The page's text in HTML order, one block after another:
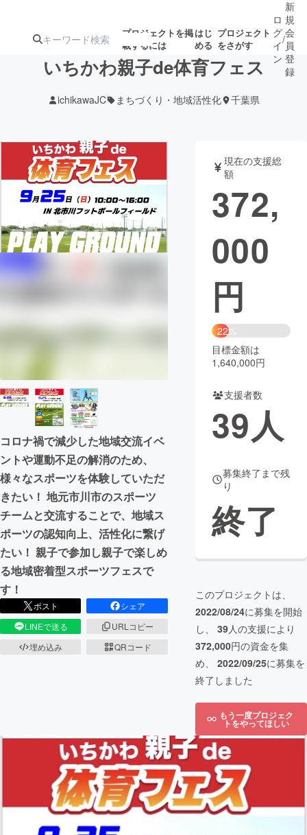
プロジェクトを掲
載するには
はじ
める
プロジェクト
をさがす
アート・写真
テクノロジー・ガジェット ゲーム・サ
映像・映画 書籍・雑誌
CAMPFIREふるさと納税
コミュニティ
ロ
グ
イ
ン
/
新
規
会
員
登
録
いちかわ親子de体育フェス
ichikawaJC まちづくり・地域活性化 千葉県
コロナ禍で減少した地域交流イベ
ントや運動不足の解消のため、
様々なスポーツを体験していただ
きたい！ 地元市川市のスポーツ
チームと交流することで、地域ス
ポーツの認知向上、活性化に繋げ
たい！ 親子で参加し親子で楽しめ
る地域密着型スポーツフェスで
す！
ポスト
シェア
LINEで送る
URLコピー
埋め込み
QRコード
現在の支援総
額
372,
000
円
22%
目標金額は
1,640,000円
支援者数
39人
募集終了まで残
り
終了
このプロジェクトは、
2022/08/24に募集を開始
し、 39人の支援により
372,000円の資金を集
め、 2022/09/25に募集を
終了しました
もう一度プロジェク
トをやってほしい